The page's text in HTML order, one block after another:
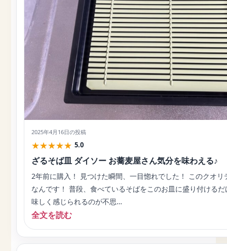
2025年4月16日の投稿
★★★★★ 5.0
ざるそば皿 ダイソー お蕎麦屋さん気分を味わえる♪
2年前に購入！ 見つけた瞬間、一目惚れでした！ このクオリ
なんです！ 普段、食べているそばをこのお皿に盛り付ける
味しく感じられるのが不思…
全文を読む